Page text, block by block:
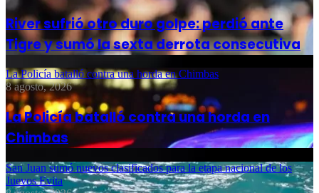
River sufrió otro duro golpe: perdió ante
Tigre y sumó la sexta derrota consecutiva
La Policía batalló contra una horda en Chimbas
8 agosto, 2026
La Policía batalló contra una horda en
Chimbas
San Juan sumó nuevos clasificados para la etapa nacional de los
Juevos Evita